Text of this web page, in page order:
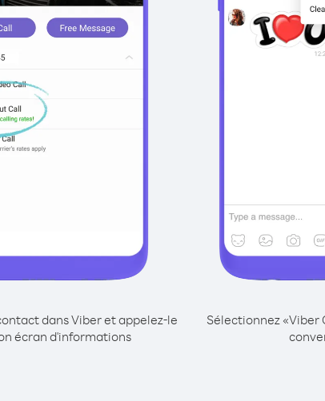
dans Viber et appelez-le
écran d'informations
Sélectionnez «Viber